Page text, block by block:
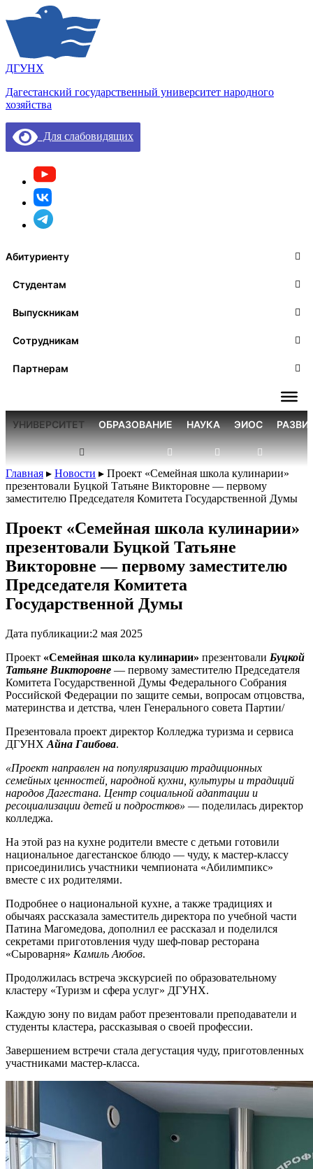
ДГУНХ
Дагестанский государственный университет народного
хозяйства
Для слабовидящих
Абитуриенту
Студентам
Выпускникам
Сотрудникам
Партнерам
УНИВЕРСИТЕТ ОБРАЗОВАНИЕ НАУКА ЭИОС
Главная ▸ Новости ▸ Проект «Семейная школа кулинарии»
презентовали Буцкой Татьяне Викторовне — первому
заместителю Председателя Комитета Государственной Думы
Проект «Семейная школа кулинарии»
презентовали Буцкой Татьяне
Викторовне — первому заместителю
Председателя Комитета
Государственной Думы
Дата публикации:2 мая 2025
Проект «Семейная школа кулинарии» презентовали Буцкой
Татьяне Викторовне — первому заместителю Председателя
Комитета Государственной Думы Федерального Собрания
Российской Федерации по защите семьи, вопросам отцовства,
материнства и детства, член Генерального совета Партии/
Презентовала проект директор Колледжа туризма и сервиса
ДГУНХ Айна Гаибова.
«Проект направлен на популяризацию традиционных
семейных ценностей, народной кухни, культуры и традиций
народов Дагестана. Центр социальной адаптации и
ресоциализации детей и подростков» — поделилась директор
колледжа.
На этой раз на кухне родители вместе с детьми готовили
национальное дагестанское блюдо — чуду, к мастер-классу
присоединились участники чемпионата «Абилимпикс»
вместе с их родителями.
Подробнее о национальной кухне, а также традициях и
обычаях рассказала заместитель директора по учебной части
Патина Магомедова, дополнил ее рассказал и поделился
секретами приготовления чуду шеф-повар ресторана
«Сыроварня» Камиль Аюбов.
Продолжилась встреча экскурсией по образовательному
кластеру «Туризм и сфера услуг» ДГУНХ.
Каждую зону по видам работ презентовали преподаватели и
студенты кластера, рассказывая о своей профессии.
Завершением встречи стала дегустация чуду, приготовленных
участниками мастер-класса.